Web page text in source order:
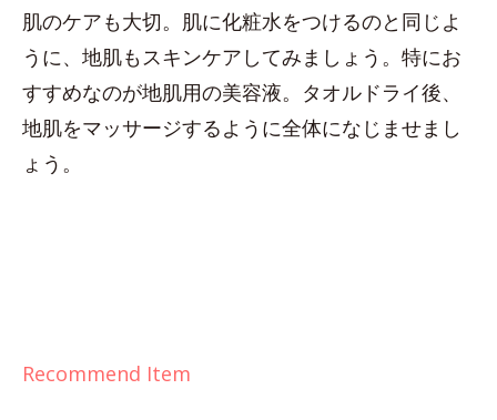
肌のケアも大切。肌に化粧水をつけるのと同じよ
うに、地肌もスキンケアしてみましょう。特にお
すすめなのが地肌用の美容液。タオルドライ後、
地肌をマッサージするように全体になじませまし
ょう。
Recommend Item